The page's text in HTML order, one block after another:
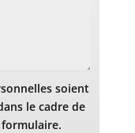
soient
le cadre de